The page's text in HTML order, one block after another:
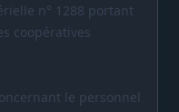
n° 1288 portant
coopératives
le personnel